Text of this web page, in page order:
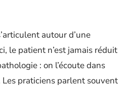
autour d’une
le patient n’est jamais réduit
: on l’écoute dans
praticiens parlent souvent